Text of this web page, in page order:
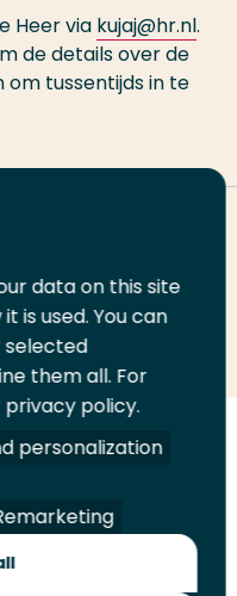
Heer via kujaj@hr.nl.
de details over de
om tussentijds in te
Index
Contact
data on this site
is used. You can
selected
them all. For
policy.
personalization